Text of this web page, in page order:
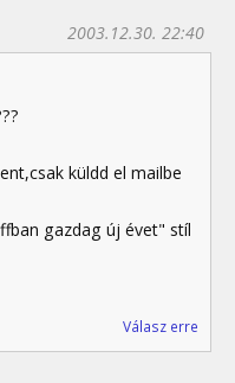
2003.12.30. 22:40
küldd el mailbe
gazdag új évet" stíl
Válasz erre